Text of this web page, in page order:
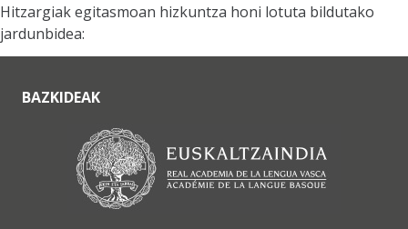
Hitzargiak egitasmoan hizkuntza honi lotuta bildutako
jardunbidea:
BAZKIDEAK